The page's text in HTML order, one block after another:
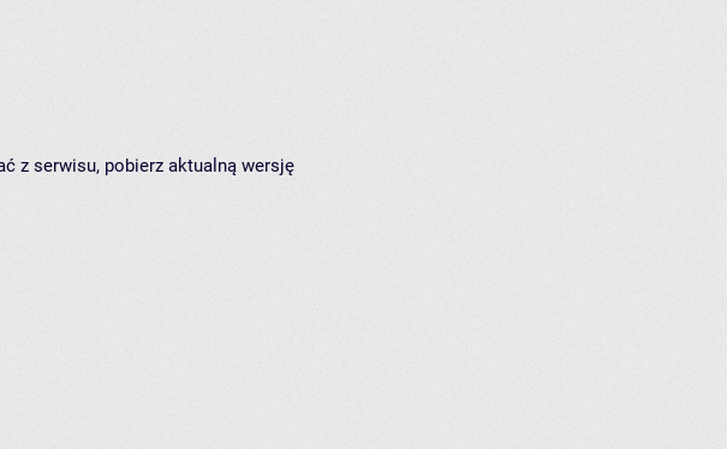
z serwisu, pobierz aktualną wersję